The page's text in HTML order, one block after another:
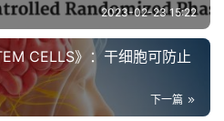
2023-02-23 15:22
CELLS》：干细胞可防止
下一篇